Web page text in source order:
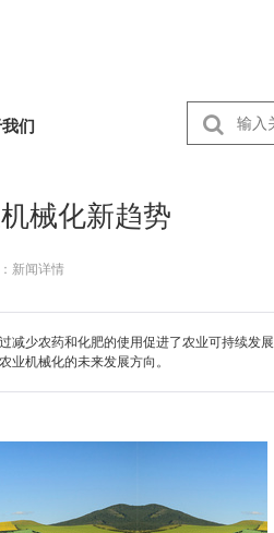
们
械化新趋势
新闻详情
少农药和化肥的使用促进了农业可持续发
机械化的未来发展方向。